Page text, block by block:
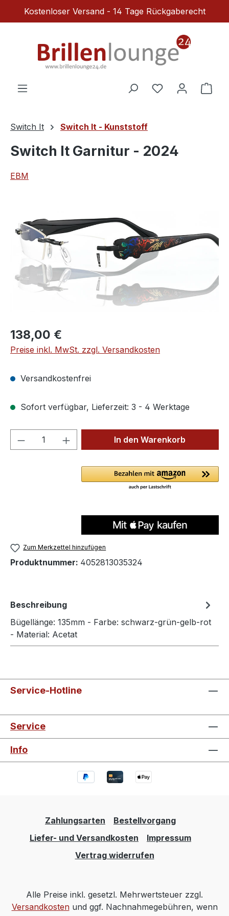
Zum Hauptinhalt springen
Kostenloser Versand - 14 Tage Rückgaberecht
Du hast 0
Switch It Switch It - Kunststoff
Switch It Garnitur - 2024
EBM
Regulärer Preis:
138,00 €
Preise inkl. MwSt. zzgl. Versandkosten
Versandkostenfrei
Sofort verfügbar, Lieferzeit: 3 - 4 Werktage
Produkt Anzahl: Gib denIn den Warenkorb
Zum Merkzettel hinzufügen
Produktnummer: 4052813035324
Beschreibung
Bügellänge: 135mm - Farbe: schwarz-grün-gelb-rot
- Material: Acetat
Service-Hotline
Service
Info
Zahlungsarten
Bestellvorgang
Liefer- und Versandkosten
Impressum
Vertrag widerrufen
Alle Preise inkl. gesetzl. Mehrwertsteuer zzgl.
Versandkostenund ggf. Nachnahmegebühren, wenn